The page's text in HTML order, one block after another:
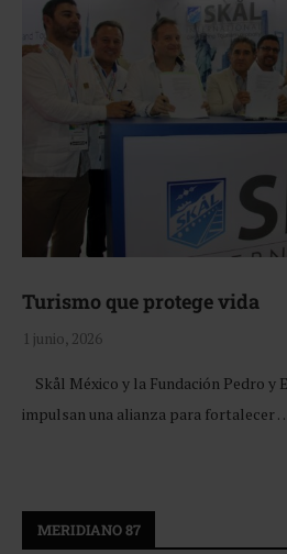
Turismo que protege vida
1 junio, 2026
Skål México y la Fundación Pedro y
impulsan una alianza para fortalecer
MERIDIANO 87